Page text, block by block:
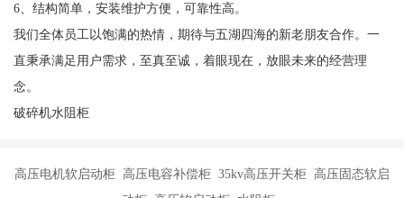
6、结构简单，安装维护方便，可靠性高。
我们全体员工以饱满的热情，期待与五湖四海的新老朋友合作。一
直秉承满足用户需求，至真至诚，着眼现在，放眼未来的经营理
念。
破碎机水阻柜
高压电机软启动柜 高压电容补偿柜 35kv高压开关柜 高压固态软启